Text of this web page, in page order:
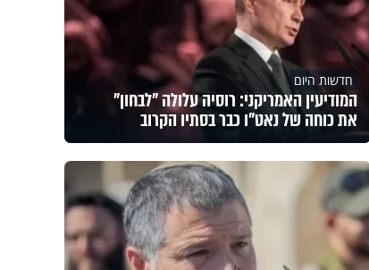
חדשות היום
המודיעין האמריקני: רוסיה עלולה "לבחון"
את כוחה של נאט"ו כבר בסתיו הקרוב